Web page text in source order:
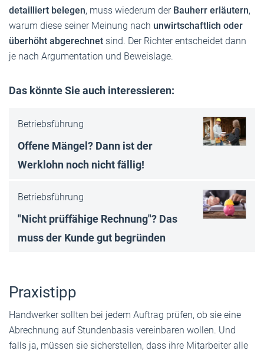
detailliert belegen, muss wiederum der Bauherr erläutern,
warum diese seiner Meinung nach unwirtschaftlich oder
überhöht abgerechnet sind. Der Richter entscheidet dann
je nach Argumentation und Beweislage.
Das könnte Sie auch interessieren:
Betriebsführung
Offene Mängel? Dann ist der
Werklohn noch nicht fällig!
Betriebsführung
"Nicht prüffähige Rechnung"? Das
muss der Kunde gut begründen
Praxistipp
Handwerker sollten bei jedem Auftrag prüfen, ob sie eine
Abrechnung auf Stundenbasis vereinbaren wollen. Und
falls ja, müssen sie sicherstellen, dass ihre Mitarbeiter alle